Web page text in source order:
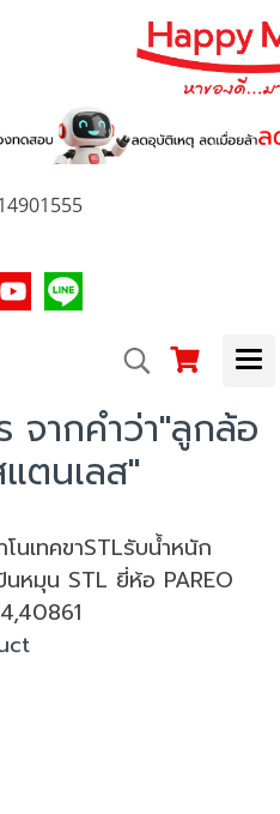
จากคำว่า"ลูกล้อ
ตนเลส"
นเทคขาSTLรับน้ำหนัก
หมุน STL ยี่ห้อ PAREO